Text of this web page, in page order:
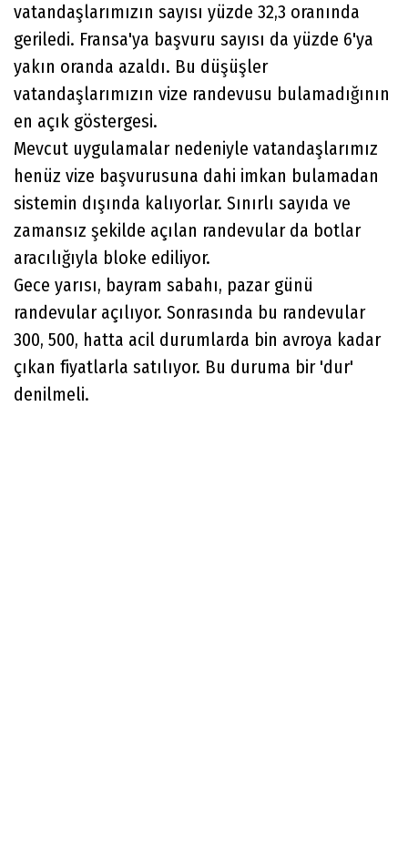
vatandaşlarımızın sayısı yüzde 32,3 oranında
geriledi. Fransa'ya başvuru sayısı da yüzde 6'ya
yakın oranda azaldı. Bu düşüşler
vatandaşlarımızın vize randevusu bulamadığının
en açık göstergesi.
Mevcut uygulamalar nedeniyle vatandaşlarımız
henüz vize başvurusuna dahi imkan bulamadan
sistemin dışında kalıyorlar. Sınırlı sayıda ve
zamansız şekilde açılan randevular da botlar
aracılığıyla bloke ediliyor.
Gece yarısı, bayram sabahı, pazar günü
randevular açılıyor. Sonrasında bu randevular
300, 500, hatta acil durumlarda bin avroya kadar
çıkan fiyatlarla satılıyor. Bu duruma bir 'dur'
denilmeli.